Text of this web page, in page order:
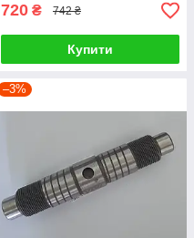
720 ₴ 742 ₴
Купити
–3%